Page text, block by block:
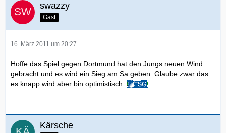
swazzy
Gast
16. März 2011 um 20:27
Hoffe das Spiel gegen Dortmund hat den Jungs neuen Wind
gebracht und es wird ein Sieg am Sa geben. Glaube zwar das
es knapp wird aber bin optimistisch.
Kärsche